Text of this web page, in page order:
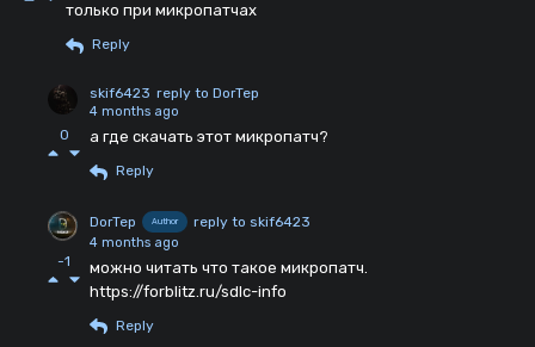
только при микропатчах
Reply
0
skif6423 reply to DorTep
4 months ago
а где скачать этот микропатч?
Reply
-1
DorTep Author reply to skif6423
4 months ago
можно читать что такое микропатч.
https://forblitz.ru/sdlc-info
Reply